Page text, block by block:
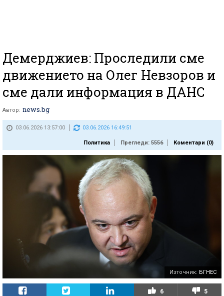
Демерджиев: Проследили сме
движението на Олег Невзоров и
сме дали информация в ДАНС
Автор: news.bg
03.06.2026 13:57:00 03.06.2026 16:49:51
Политика Прегледи: 5556 Коментари (0)
Източник: БГНЕС
6 5